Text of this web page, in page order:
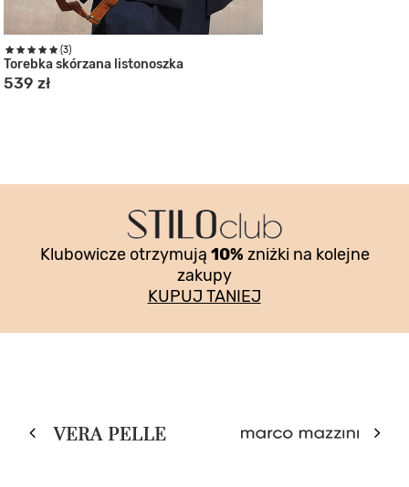
(3)
Torebka skórzana listonoszka
539 zł
Klubowicze otrzymują 10% zniżki na kolejne
zakupy
KUPUJ TANIEJ